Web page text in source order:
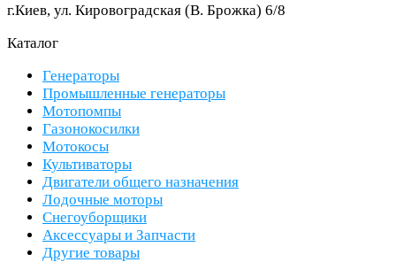
г.Киев, ул. Кировоградская (В. Брожка) 6/8
Каталог
Генераторы
Промышленные генераторы
Мотопомпы
Газонокосилки
Мотокосы
Культиваторы
Двигатели общего назначения
Лодочные моторы
Снегоуборщики
Аксессуары и Запчасти
Другие товары